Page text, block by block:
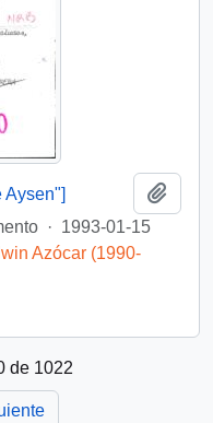
Aysen"]
· 1993-01-15
Azócar (1990-
de 1022